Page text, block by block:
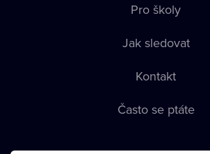
Pro školy
Jak sledovat
Kontakt
Často se ptáte